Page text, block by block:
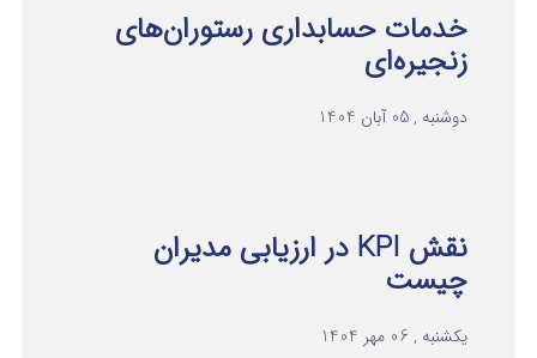
خدمات حسابداری رستوران‌های
زنجیره‌ای
دوشنبه , 05 آبان 1404
نقش KPI در ارزیابی مدیران
چیست
یکشنبه , 06 مهر 1404